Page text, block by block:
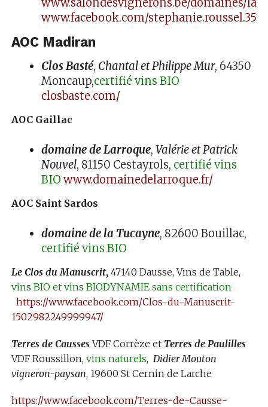
www.facebook.com/
AOC Madiran
Clos Basté, Chantal et Philippe Mur, 64350
Moncaup,certifié vins BIO
closbaste.com/
AOC Gaillac
domaine de Larroque, Valérie et Patrick
Nouvel, 81150 Cestayrols, certifié vins
BIO www.domainedelarroque.fr/
AOC Saint Sardos
domaine de la Tucayne, 82600 Bouillac,
certifié vins BIO
Le Clos du Manuscrit, 47140 Dausse, Vins de Table,
vins BIO et vins BIODYNAMIE sans certification
https://www.facebook.com/Clos-du-Manuscrit-
1502982249999947/
Terres de CaussesVDF Corrèze et Terres de Paulilles
VDF Roussillon, vins naturels, Didier Mouton
vigneron-paysan, 19600 St Cernin de Larche
https://www.facebook.com/Terres-de-Causse-